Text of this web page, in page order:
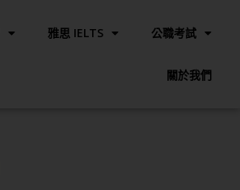
雅思 IELTS 公職考試
關於我們